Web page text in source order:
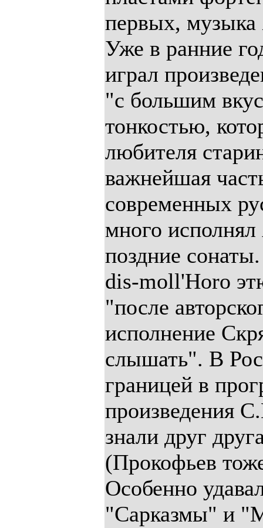
первых,
Уже в ранние
играл
"с большим
тонкостью,
любителя
важнейшая
современных
много
поздние
dis-moll'Horo
"после
исполнение
слышать". В
границей в
произведения
знали друг
(Прокофьев
Особенно
"Сарказмы" и